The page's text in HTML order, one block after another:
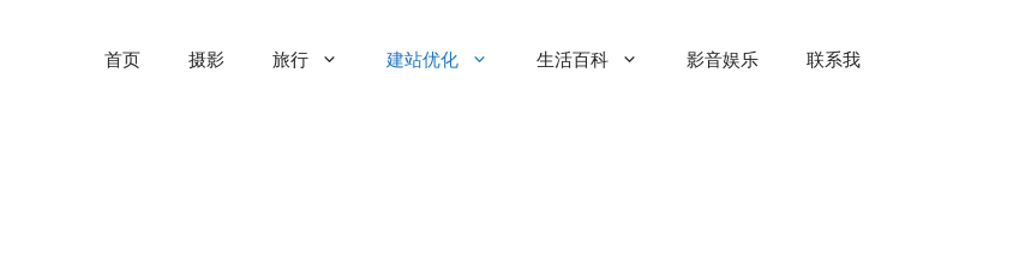
首页 摄影 旅行 建站优化 生活百科 影音娱乐 联系我